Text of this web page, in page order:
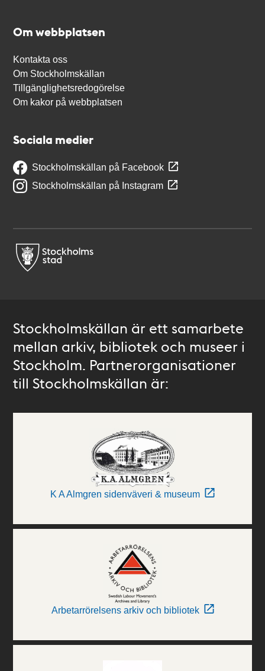
Om webbplatsen
Kontakta oss
Om Stockholmskällan
Tillgänglighetsredogörelse
Om kakor på webbplatsen
Sociala medier
Stockholmskällan på Facebook
Stockholmskällan på Instagram
Stockholmskällan är ett samarbete
mellan arkiv, bibliotek och museer i
Stockholm. Partnerorganisationer
till Stockholmskällan är:
K A Almgren sidenväveri & museum
Arbetarrörelsens arkiv och bibliotek